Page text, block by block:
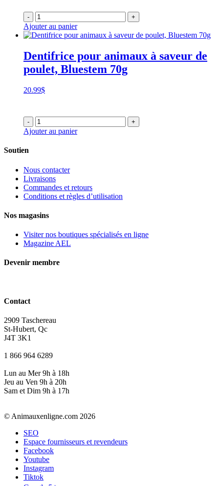
- +
Ajouter au panier
Dentifrice pour animaux à saveur de
poulet, Bluestem 70g
20.99$
- +
Ajouter au panier
Soutien
Nous contacter
Livraisons
Commandes et retours
Conditions et règles d’utilisation
Nos magasins
Visiter nos boutiques spécialisés en ligne
Magazine AEL
Devenir membre
Contact
2909 Taschereau
St-Hubert, Qc
J4T 3K1
1 866 964 6289
Lun au Mer 9h à 18h
Jeu au Ven 9h à 20h
Sam et Dim 9h à 17h
© Animauxenligne.com 2026
SEO
Espace fournisseurs et revendeurs
Facebook
Youtube
Instagram
Tiktok